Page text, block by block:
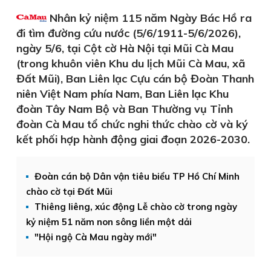
Nhân kỷ niệm 115 năm Ngày Bác Hồ ra
đi tìm đường cứu nước (5/6/1911-5/6/2026),
ngày 5/6, tại Cột cờ Hà Nội tại Mũi Cà Mau
(trong khuôn viên Khu du lịch Mũi Cà Mau, xã
Đất Mũi), Ban Liên lạc Cựu cán bộ Đoàn Thanh
niên Việt Nam phía Nam, Ban Liên lạc Khu
đoàn Tây Nam Bộ và Ban Thường vụ Tỉnh
đoàn Cà Mau tổ chức nghi thức chào cờ và ký
kết phối hợp hành động giai đoạn 2026-2030.
Đoàn cán bộ Dân vận tiêu biểu TP Hồ Chí Minh
chào cờ tại Đất Mũi
Thiêng liêng, xúc động Lễ chào cờ trong ngày
kỷ niệm 51 năm non sông liền một dải
"Hội ngộ Cà Mau ngày mới"